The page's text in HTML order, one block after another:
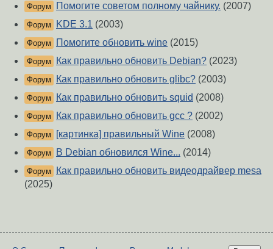
Форум Помогите советом полному чайнику. (2007)
Форум KDE 3.1 (2003)
Форум Помогите обновить wine (2015)
Форум Как правильно обновить Debian? (2023)
Форум Как правильно обновить glibc? (2003)
Форум Как правильно обновить squid (2008)
Форум Как правильно обновить gcc ? (2002)
Форум [картинка] правильный Wine (2008)
Форум В Debian обновился Wine... (2014)
Форум
Как правильно обновить видеодрайвер mesa
(2025)